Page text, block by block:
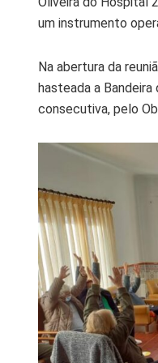
um instrumento
Na abertura da
hasteada a
consecutiva, pelo